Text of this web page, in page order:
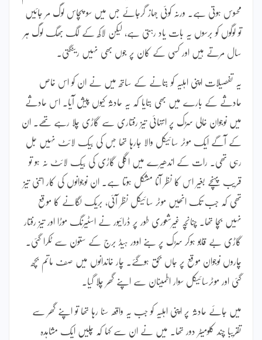
محسوس ہوتی ہے۔ ورنہ کوئی جہاز گرجائے جس میں سو پچاس لوگ مر جائیں
تو لوگوں کو برسوں یہ بات یاد رہتی ہے، لیکن لاکھ کے لگ بھگ لوگ ہر
سال مرتے ہیں اور کسی کے کان پر جوں بھی نہیں رینگتی۔
یہ تفصیلات اپنی اہلیہ کو بتانے کے ساتھ میں نے ان کو اس خاص
حادثے کے بارے میں بھی بتایا کہ یہ حادثہ کیوں پیش آیا۔ اس حادثے
میں نوجوان خالی سڑک پر انتہائی تیز رفتاری سے گاڑی چلا رہے تھے۔ ان
کے آگے ایک موٹر سائیکل والا جارہا تھا جس کی بیک لائٹ نہیں جل
رہی تھی۔ رات کے اندھیرے میں اگلی گاڑی کی بیک لائٹ نہ ہو تو
قریب پہنچے بغیر اس کا نظر آنا مشکل ہوتا ہے۔ ان نوجوانوں کی کار اتنی تیز
تھی کہ جب تک انھیں موٹر سائیکل نظر آئی، بریک لگانے کا موقع
نہیں بچا تھا۔ چنانچہ غیرشعوری طور پر ڈرائیور نے اسٹیرنگ موڑا اور تیز رفتار
گاڑی بے قابو ہوکر سڑک پر بنے اوور ہیڈ برج کے ستون سے ٹکرا گئی۔
چاروں نوجوان موقع پر جاں بحق ہوگئے۔ چار خاندانوں میں صف ماتم بچھ
گئی اور موٹرسائیکل سوار اطمینان سے اپنے گھر چلا گیا۔
میں جائے حادثہ پر اپنی اہلیہ کو جب یہ واقعہ سنا رہا تھا تو اپنے گھر سے
تقریبا چند کلومیٹر دور تھا۔ میں نے ان سے کہا کہ چلیں ایک مشاہدہ